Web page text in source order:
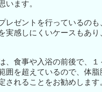
います。
レゼントを行っているの
実感しにくいケースもあ
、食事や入浴の前後で、
囲を超えているので、体
されることをお勧めします